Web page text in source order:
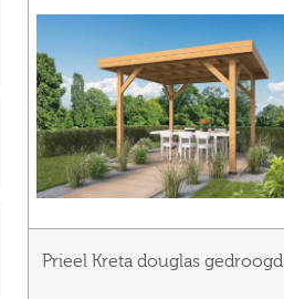
Prieel Kreta douglas gedroogd